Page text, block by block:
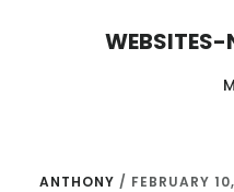
WEBSITES-
ANTHONY / FEBRUARY